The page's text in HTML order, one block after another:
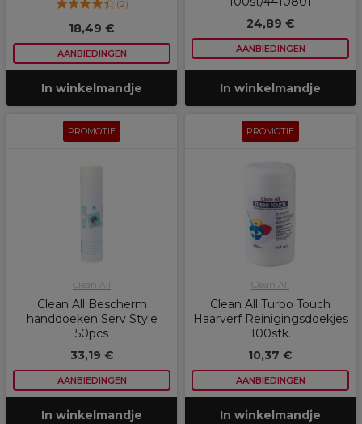
(2)
18,49 €
AANBIEDINGEN
In winkelmandje
24,89 €
AANBIEDINGEN
In winkelmandje
PROMOTIE
Clean All
Clean All Bescherm
handdoeken Serv Style
50pcs
33,19 €
AANBIEDINGEN
In winkelmandje
PROMOTIE
Clean All
Clean All Turbo Touch
Haarverf Reinigingsdoekjes
100stk.
10,37 €
AANBIEDINGEN
In winkelmandje